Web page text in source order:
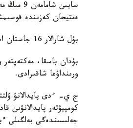
سايىن
ەمتيحان كەزىندە
بۇل شارالار 16 جاستان اسقان ورتا مەكتەپ وقۋشىلارىنا قاتىستى بولادى.
بۇدان باسقا،
ورىنداۋعا شاقىرادى.
ج ي- ءدى پايدالانۋ
كومپيۋتەر پايدالانۋىن
جەلىسىندەگى بەلگىلى